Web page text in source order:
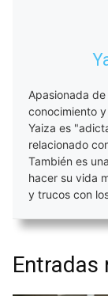
Apasionada
conocimiento
Yaiza es
relacionado
También es
hacer su vida
y trucos con
Entradas